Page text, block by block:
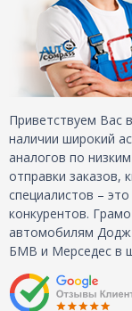
Приветствуем Вас
наличии широкий
аналогов по
отправки заказов,
специалистов –
конкурентов.
автомобилям Додж
БМВ и Мерседес в